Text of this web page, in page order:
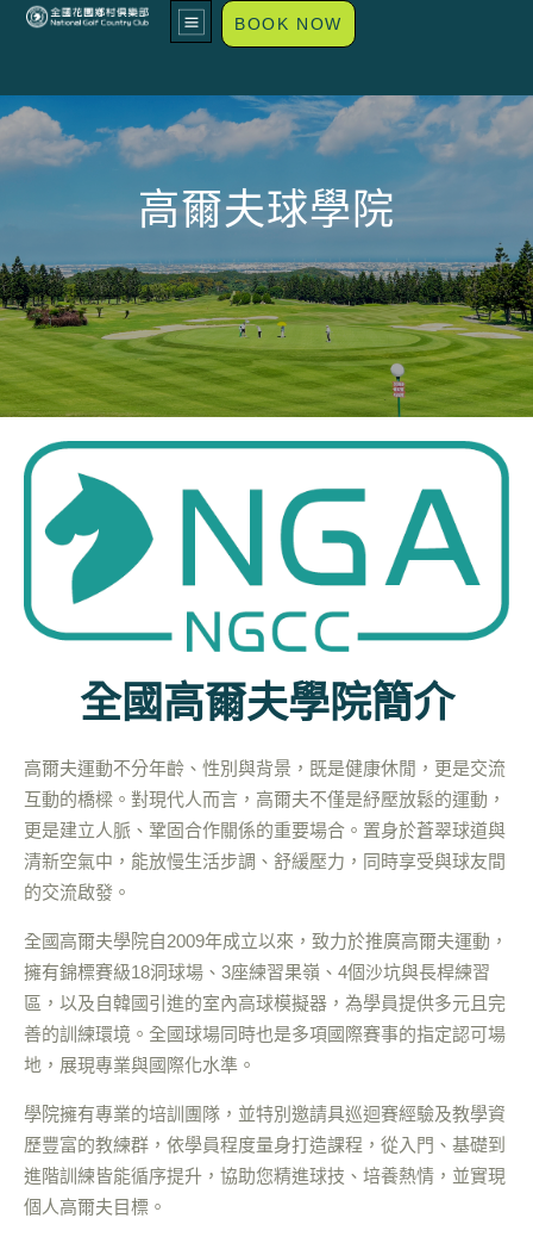
BOOK NOW
高爾夫球學院
全國高爾夫學院簡介
高爾夫運動不分年齡、性別與背景，既是健康休閒，更是交流
互動的橋樑。對現代人而言，高爾夫不僅是紓壓放鬆的運動，
更是建立人脈、鞏固合作關係的重要場合。置身於蒼翠球道與
清新空氣中，能放慢生活步調、舒緩壓力，同時享受與球友間
的交流啟發。
全國高爾夫學院自2009年成立以來，致力於推廣高爾夫運動，
擁有錦標賽級18洞球場、3座練習果嶺、4個沙坑與長桿練習
區，以及自韓國引進的室內高球模擬器，為學員提供多元且完
善的訓練環境。全國球場同時也是多項國際賽事的指定認可場
地，展現專業與國際化水準。
學院擁有專業的培訓團隊，並特別邀請具巡迴賽經驗及教學資
歷豐富的教練群，依學員程度量身打造課程，從入門、基礎到
進階訓練皆能循序提升，協助您精進球技、培養熱情，並實現
個人高爾夫目標。